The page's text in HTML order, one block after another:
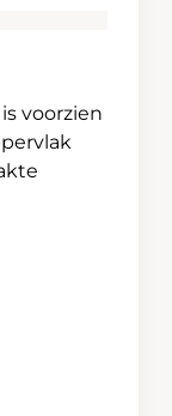
voorzien